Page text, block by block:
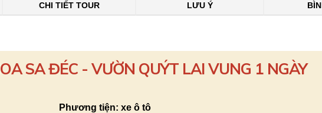
CHI TIẾT TOUR LƯU Ý
SA ĐÉC - VƯỜN QUÝT LAI VUNG 1 NGÀY
Phương tiện: xe ô tô